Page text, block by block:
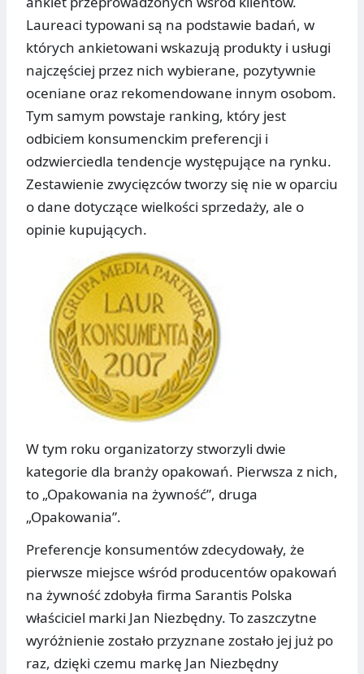
Laureaci typowani są na podstawie badań, w
których ankietowani wskazują produkty i usługi
najczęściej przez nich wybierane, pozytywnie
oceniane oraz rekomendowane innym osobom.
Tym samym powstaje ranking, który jest
odbiciem konsumenckim preferencji i
odzwierciedla tendencje występujące na rynku.
Zestawienie zwycięzców tworzy się nie w oparciu
o dane dotyczące wielkości sprzedaży, ale o
opinie kupujących.
W tym roku organizatorzy stworzyli dwie
kategorie dla branży opakowań. Pierwsza z nich,
to „Opakowania na żywność”, druga
„Opakowania”.
Preferencje konsumentów zdecydowały, że
pierwsze miejsce wśród producentów opakowań
na żywność zdobyła firma Sarantis Polska
właściciel marki Jan Niezbędny. To zaszczytne
wyróżnienie zostało przyznane zostało jej już po
raz, dzięki czemu markę Jan Niezbędny